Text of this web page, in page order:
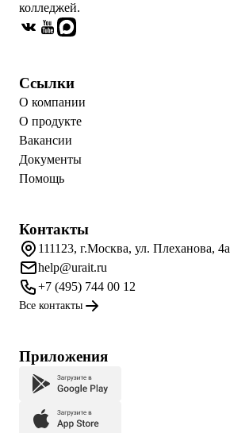
колледжей.
Ссылки
О компании
О продукте
Вакансии
Документы
Помощь
Контакты
111123, г.Москва, ул. Плеханова, 4а
help@urait.ru
+7 (495) 744 00 12
Все контакты
Приложения